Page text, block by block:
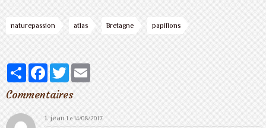
naturepassion atlas Bretagne papillons
PartagerFacebook
TwitterEmail
Commentaires
1. jeanLe 14/08/2017